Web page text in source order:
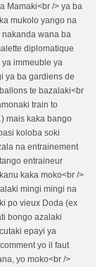
Mamaki<br /> ya ba
mukolo yango na
wana ba
diplomatique
immeuble ya
ya ba gardiens de
te bazalaki<br
train to
mais kaka bango
koloba soki
na entrainement
entraineur
kaka moko<br />
mingi mingi na
po vieux Doda (ex
bongo azalaki
epayi ya
yo il faut
yo moko<br />